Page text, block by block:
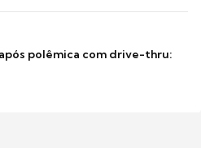
polêmica com drive-thru: